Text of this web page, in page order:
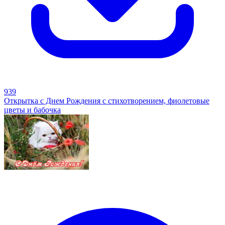
939
Открытка с Днем Рождения с стихотворением, фиолетовые
цветы и бабочка